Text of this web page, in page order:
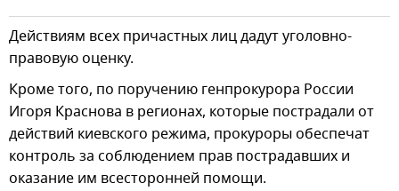
Действиям всех причастных лиц дадут уголовно-
правовую оценку.
Кроме того, по поручению генпрокурора России
Игоря Краснова в регионах, которые пострадали от
действий киевского режима, прокуроры обеспечат
контроль за соблюдением прав пострадавших и
оказание им всесторонней помощи.